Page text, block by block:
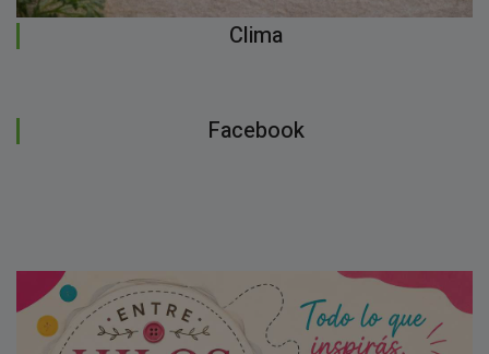
Clima
Facebook